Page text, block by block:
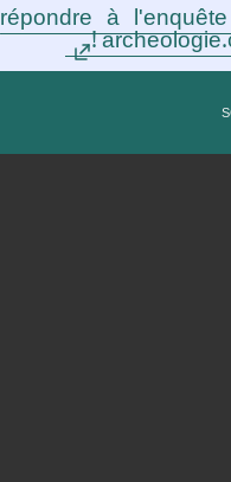
répondre à